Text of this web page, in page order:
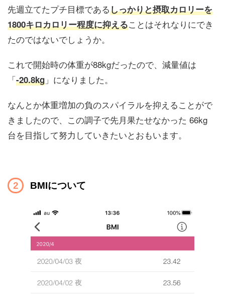
先週立てたプチ目標であるしっかりと摂取カロリーを
1800キロカロリー程度に抑えることはそれなりにでき
たのではないでしょうか。
これで開始時の体重が88kgだったので、減量値は
「-20.8kg 」になりました。
なんとか体重増加の負のスパイラルを抑えることがで
きましたので、この調子で先月果たせなかった 66kg
台を目指して努力していきたいとおもいます。
BMIについて